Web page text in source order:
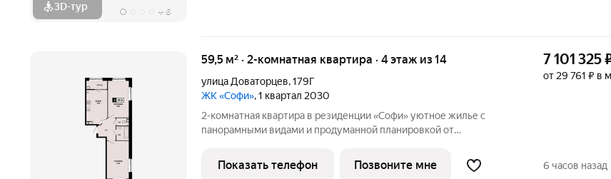
3D-тур + 6
59,5 м² · 2-комнатная квартира · 4 этаж из 14
улица Доваторцев,179Г
ЖК «Софи», 1 квартал 2030
2-комнатная квартира в резиденции «Софи» уютное жилье с
панорамными видами и продуманной планировкой от
для жизни и инвестиций: квартира полностью готова к заселению,
а при желании вы можете
7 101 325
от 29 761 ₽ в
Показать телефон Позвоните мне 6 часов назад